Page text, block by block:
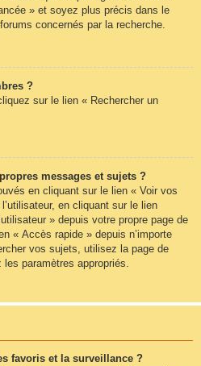
» et soyez plus précis dans le
concernés par la recherche.
?
sur le lien « Rechercher un
messages et sujets ?
en cliquant sur le lien « Voir vos
en cliquant sur le lien
» depuis votre propre page de
« Accès rapide » depuis n’importe
vos sujets, utilisez la page de
paramètres appropriés.
favoris et la surveillance ?